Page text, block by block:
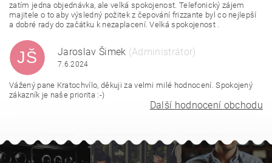
zatím jedna objednávka, ale velká spokojenost. Telefonický zájem
majitele o to aby výsledný požitek z čepování frizzante byl co nejlepší
a dobré rady do začátku k nezaplacení. Velká spokojenost .
JŠ Jaroslav Šimek (Administrátor)
7.6.2024
Vážený pane Kratochvílo, děkuji za velmi milé hodnocení. Spokojený
zákazník je naše priorita :-)
Další hodnocení obchodu